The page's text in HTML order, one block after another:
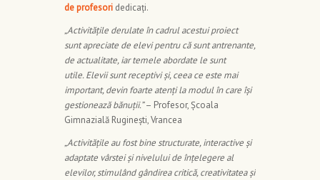
de profesori dedicați.
„Activitățile derulate în cadrul acestui proiect
sunt apreciate de elevi pentru că sunt antrenante,
de actualitate, iar temele abordate le sunt
utile. Elevii sunt receptivi și, ceea ce este mai
important, devin foarte atenți la modul în care își
gestionează bănuții.”– Profesor, Școala
Gimnazială Ruginești, Vrancea
„Activitățile au fost bine structurate, interactive și
adaptate vârstei și nivelului de înțelegere al
elevilor, stimulând gândirea critică, creativitatea și